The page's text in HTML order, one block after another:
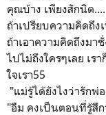
คุณบ้าง เพียงสักนิด....
ถ้าเปรียบความคิดถึง
ถ้าเอาความคิดถึงม
ไปไม่ถึงใครๆเลย เ
ใจเรา55
"แม่รู้ได้ยังไงว่ารักพ่
"อืม คงเป็นตอนที่รู้สึ